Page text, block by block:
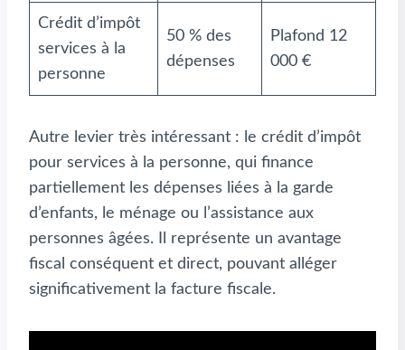
Crédit d’impôt
services à la
personne
50 % des
dépenses
Plafond 12
000 €
Autre levier très intéressant : le crédit d’impôt
pour services à la personne, qui finance
partiellement les dépenses liées à la garde
d’enfants, le ménage ou l’assistance aux
personnes âgées. Il représente un avantage
fiscal conséquent et direct, pouvant alléger
significativement la facture fiscale.